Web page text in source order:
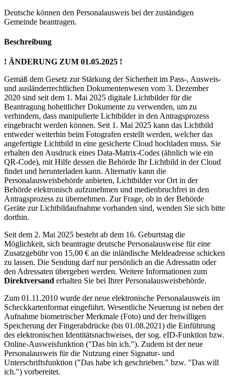
Deutsche können den Personalausweis bei der zuständigen
Gemeinde beantragen.
Beschreibung
! ÄNDERUNG ZUM 01.05.2025 !
Gemäß dem Gesetz zur Stärkung der Sicherheit im Pass-, Ausweis-
und ausländerrechtlichen Dokumentenwesen vom 3. Dezember
2020 sind seit dem 1. Mai 2025 digitale Lichtbilder für die
Beantragung hoheitlicher Dokumente zu verwenden, um zu
verhindern, dass manipulierte Lichtbilder in den Antragsprozess
eingebracht werden können. Seit 1. Mai 2025 kann das Lichtbild
entweder weiterhin beim Fotografen erstellt werden, welcher das
angefertigte Lichtbild in eine gesicherte Cloud hochladen muss. Sie
erhalten den Ausdruck eines Data-Matrix-Codes (ähnlich wie ein
QR-Code), mit Hilfe dessen die Behörde Ihr Lichtbild in der Cloud
findet und herunterladen kann. Alternativ kann die
Personalausweisbehörde anbieten, Lichtbilder vor Ort in der
Behörde elektronisch aufzunehmen und medienbruchfrei in den
Antragsprozess zu übernehmen. Zur Frage, ob in der Behörde
Geräte zur Lichtbildaufnahme vorhanden sind, wenden Sie sich bitte
dorthin.
Seit dem 2. Mai 2025 besteht ab dem 16. Geburtstag die
Möglichkeit, sich beantragte deutsche Personalausweise für eine
Zusatzgebühr von 15,00 € an die inländische Meldeadresse schicken
zu lassen. Die Sendung darf nur persönlich an die Adressatin oder
den Adressaten übergeben werden. Weitere Informationen zum
Direktversand erhalten Sie bei Ihrer Personalausweisbehörde.
Zum 01.11.2010 wurde der neue elektronische Personalausweis im
Scheckkartenformat eingeführt. Wesentliche Neuerung ist neben der
Aufnahme biometrischer Merkmale (Foto) und der freiwilligen
Speicherung der Fingerabdrücke (bis 01.08.2021) die Einführung
des elektronischen Identitätsnachweises, der sog. eID-Funktion bzw.
Online-Ausweisfunktion ("Das bin ich."). Zudem ist der neue
Personalausweis für die Nutzung einer Signatur- und
Unterschriftsfunktion ("Das habe ich geschrieben." bzw. "Das will
ich.") vorbereitet.